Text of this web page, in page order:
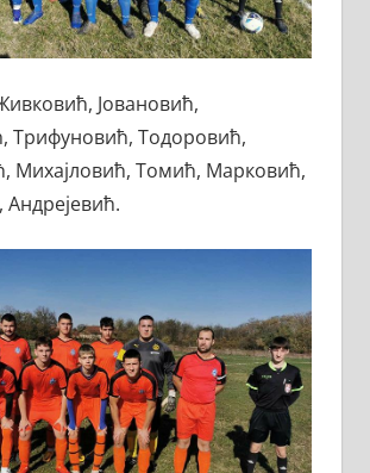
Јовановић,
Трифуновић, Тодоровић,
Михајловић, Томић, Марковић,